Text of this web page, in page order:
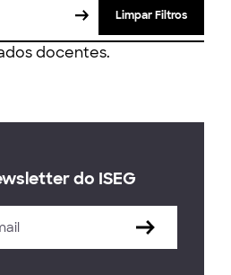
Limpar Filtros
docentes.
do ISEG